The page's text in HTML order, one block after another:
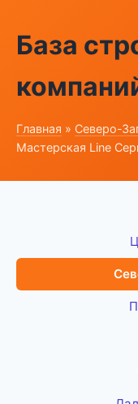
База
Главная » Северо-
Мастерская Line